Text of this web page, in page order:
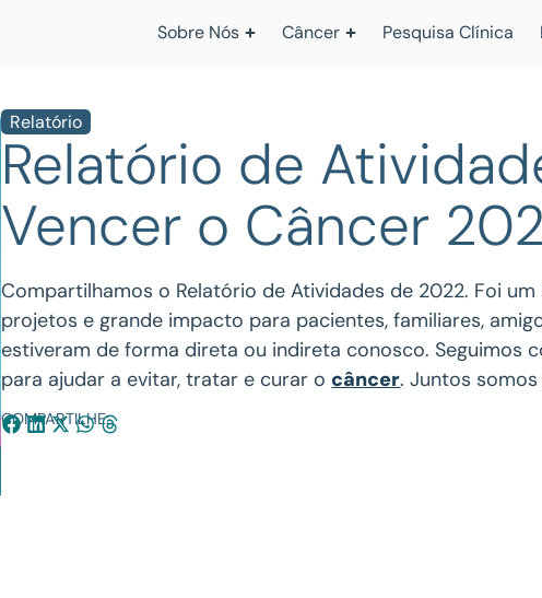
Sobre Nós Câncer Pesquisa Clínica
Relatório
Relatório de
Vencer o Câncer
Compartilhamos o Relatório de Atividades de 2022. Foi
projetos e grande impacto para pacientes, familiares,
estiveram de forma direta ou indireta conosco. Seguimos
para ajudar a evitar, tratar e curar o câncer. Juntos
COMPARTILHE: